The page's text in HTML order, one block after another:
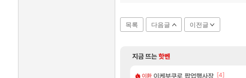
목록 다음글 이전글
지금 뜨는핫벤
이환 이케부쿠로 팝업행사장 [4]
차벤 아반테 2.0 자연흡기? [1]